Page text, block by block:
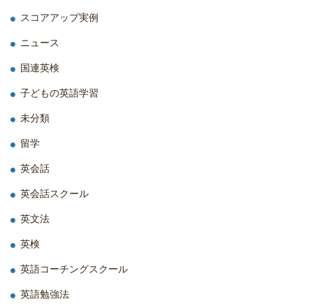
スコアアップ実例
ニュース
国連英検
子どもの英語学習
未分類
留学
英会話
英会話スクール
英文法
英検
英語コーチングスクール
英語勉強法